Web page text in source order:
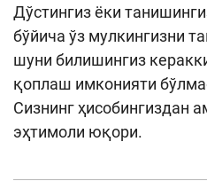
Дўстингиз ёки
бўйича ўз мулкингизни
шуни билишингиз
қоплаш имконияти
Сизнинг ҳисобингиздан
эҳтимоли юқори.